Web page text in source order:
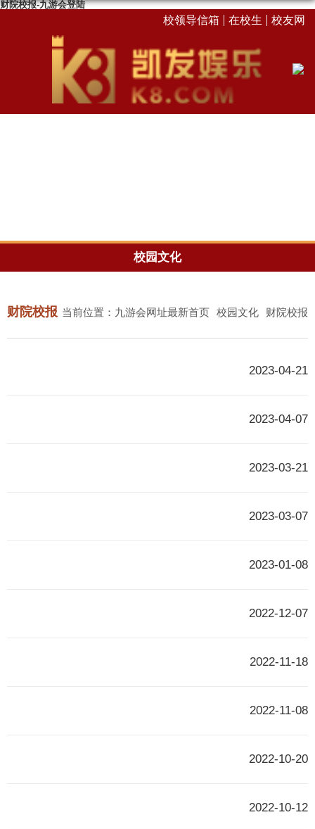
财院校报-九游会登陆
校领导信箱 在校生 校友网
校园文化
当前位置： 九游会网址最新首页 校园文化 财院校报
财院校报
2023-04-21
2023-04-07
2023-03-21
2023-03-07
2023-01-08
2022-12-07
2022-11-18
2022-11-08
2022-10-20
2022-10-12